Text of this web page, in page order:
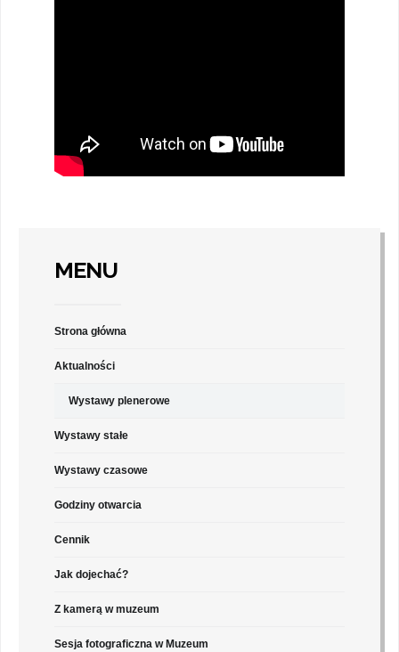
MENU
Strona główna
Aktualności
Wystawy plenerowe
Wystawy stałe
Wystawy czasowe
Godziny otwarcia
Cennik
Jak dojechać?
Z kamerą w muzeum
Sesja fotograficzna w Muzeum